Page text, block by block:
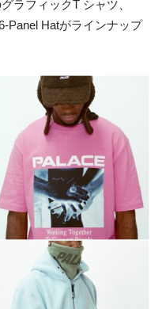
ラフィックT シャツ、
Panel Hatがラインナップ